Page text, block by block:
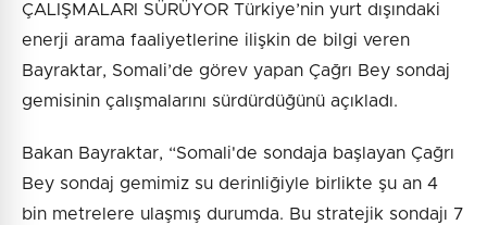
ÇALIŞMALARI SÜRÜYOR Türkiye’nin yurt dışındaki
enerji arama faaliyetlerine ilişkin de bilgi veren
Bayraktar, Somali’de görev yapan Çağrı Bey sondaj
gemisinin çalışmalarını sürdürdüğünü açıkladı.
Bakan Bayraktar, “Somali'de sondaja başlayan Çağrı
Bey sondaj gemimiz su derinliğiyle birlikte şu an 4
bin metrelere ulaşmış durumda. Bu stratejik sondajı 7